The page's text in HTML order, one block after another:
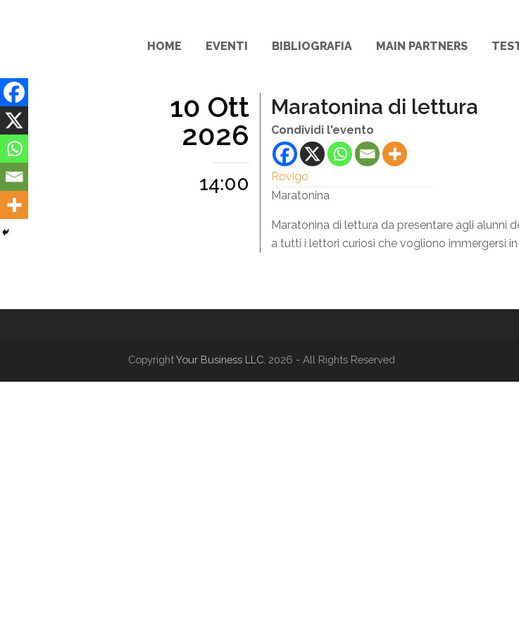
HOME EVENTI BIBLIOGRAFIA MAIN PARTNERS
10 Ott
2026
14:00
Maratonina di lettura
Condividi l'evento
Rovigo
Maratonina
Maratonina di lettura da presentare agli alunni
a tutti i lettori curiosi che vogliono immergersi
CopyrightYour Business LLC. 2026 - All Rights Reserved